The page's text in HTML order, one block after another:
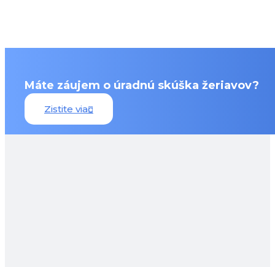
Máte záujem o úradnú skúška žeriavov?
Zistite viac